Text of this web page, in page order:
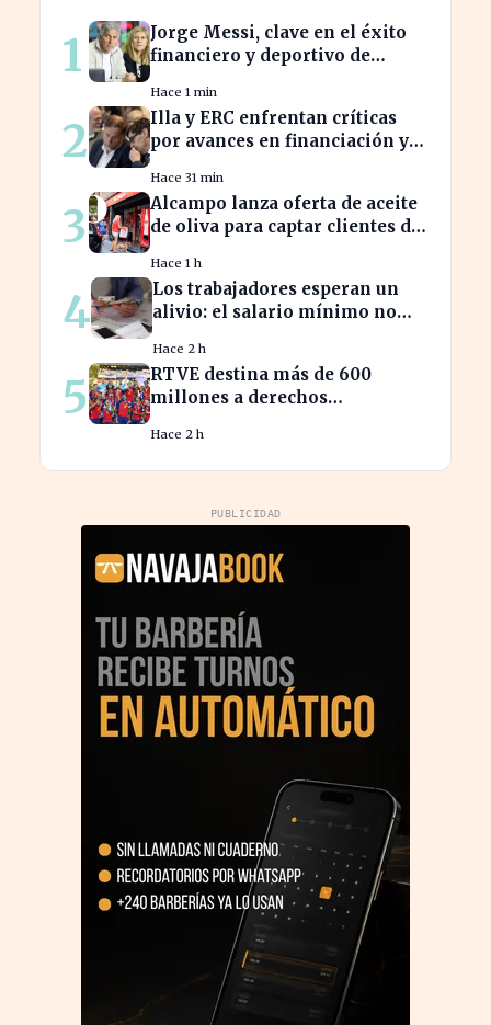
1
Jorge Messi, clave en el éxito
financiero y deportivo de
Hace 1 min
2
Illa y ERC enfrentan críticas
por avances en financiación y
Hace 31 min
3
Alcampo lanza oferta de aceite
de oliva para captar clientes de
Hace 1 h
4
Los trabajadores esperan un
alivio: el salario mínimo no
Hace 2 h
5
RTVE destina más de 600
millones a derechos
programación futura
Hace 2 h
PUBLICIDAD